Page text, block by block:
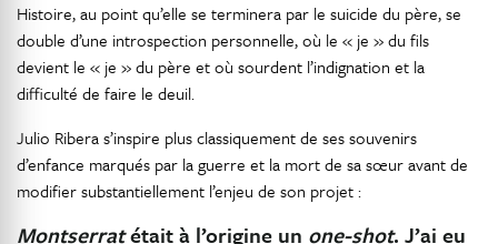
Histoire, au point qu’elle se terminera par le suicide du père, se
double d’une introspection personnelle, où le « je » du fils
devient le « je » du père et où sourdent l’indignation et la
difficulté de faire le deuil.
Julio Ribera s’inspire plus classiquement de ses souvenirs
d’enfance marqués par la guerre et la mort de sa sœur avant de
modifier substantiellement l’enjeu de son projet :
Montserratétait à l’origine un one-shot. J’ai eu